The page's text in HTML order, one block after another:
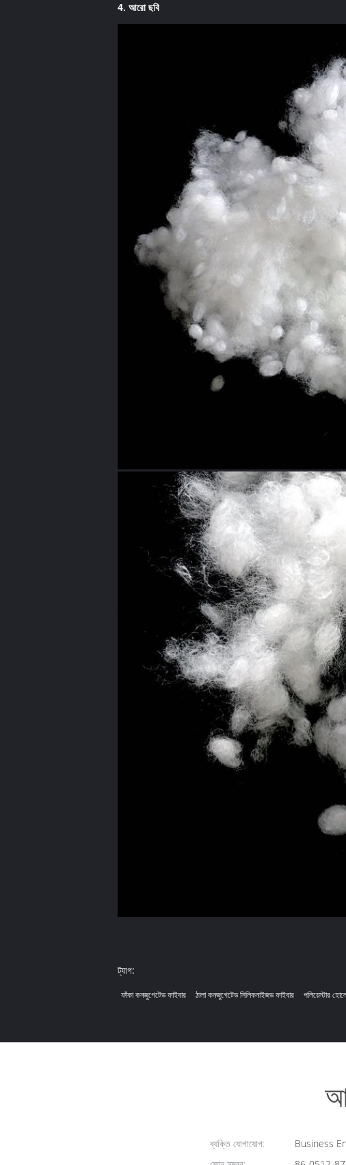
4. আরো ছবি
ট্যাগ:
ফাঁকা কনজুগেটেড ফাইবার ঠালা কনজুগেটেড সিলিকনাইজড ফাইবার পলিয়েস্টার
ব্যক্তি যোগাযোগ:
Business